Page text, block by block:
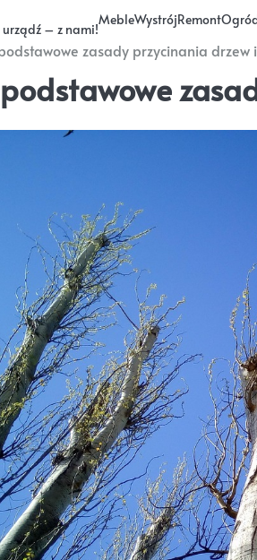
– z nami!
MebleWystrójRemont
zasady przycinania drzew